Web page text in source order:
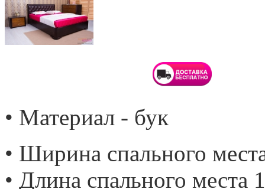
• Материал - бук
• Ширина спального
• Длина спального места